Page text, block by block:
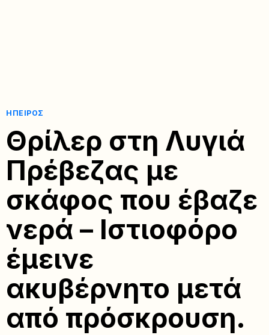
ΉΠΕΙΡΟΣ
Θρίλερ στη Λυγιά
Πρέβεζας με
σκάφος που έβαζε
νερά – Ιστιοφόρο
έμεινε
ακυβέρνητο μετά
από πρόσκρουση.